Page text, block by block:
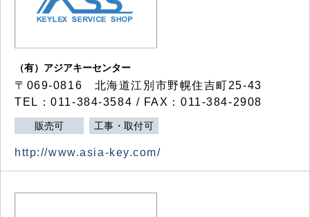
（有）アジアキーセンター
〒069-0816 北海道江別市野幌住吉町25-43
TEL：011-384-3584 / FAX：011-384-2908
販売可 工事・取付可
http://www.asia-key.com/